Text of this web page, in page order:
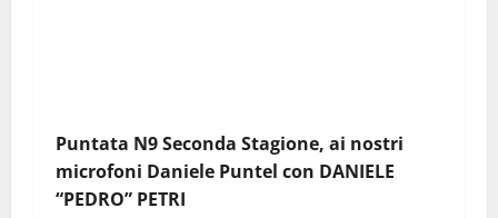
Puntata N9 Seconda Stagione, ai nostri
microfoni Daniele Puntel con DANIELE
“PEDRO” PETRI